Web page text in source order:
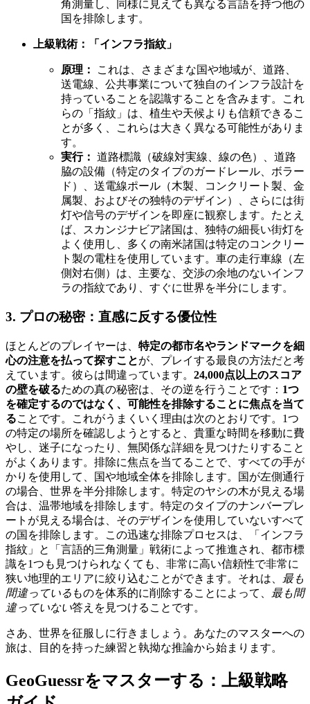
角測量し、同様に見えても異なる言語を持つ他の
国を排除します。
上級戦術：「インフラ指紋」
原理：
これは、さまざまな国や地域が、道路、
送電線、公共事業について独自のインフラ設計を
持っていることを認識することを含みます。これ
らの「指紋」は、植生や天候よりも信頼できるこ
とが多く、これらは大きく異なる可能性がありま
す。
実行： 道路標識（破線対実線、線の色）、道路
脇の設備（特定のタイプのガードレール、ボラー
ド）、送電線ポール（木製、コンクリート製、金
属製、およびその独特のデザイン）、さらには街
灯や信号のデザインを即座に観察します。たとえ
ば、スカンジナビア諸国は、独特の細長い街灯を
よく使用し、多くの南米諸国は特定のコンクリー
ト製の電柱を使用しています。車の走行車線（左
側対右側）は、主要な、交渉の余地のないインフ
ラの指紋であり、すぐに世界を半分にします。
3. プロの秘密：直感に反する優位性
ほとんどのプレイヤーは、 特定の都市名やランドマークを細
心の注意を払って探すことが、プレイする最良の方法だと考
えています。彼らは間違っています。 24,000点以上のスコア
の壁を破るための真の秘密は、その逆を行うことです： 1つ
を確定するのではなく、可能性を排除することに焦点を当て
ることです。これがうまくいく理由は次のとおりです。1つ
の特定の場所を確認しようとすると、貴重な時間を移動に費
やし、迷子になったり、無関係な詳細を見つけたりすること
がよくあります。排除に焦点を当てることで、すべての手が
かりを使用して、国や地域全体を排除します。国が左側通行
の場合、世界を半分排除します。特定のヤシの木が見える場
合は、温帯地域を排除します。特定のタイプのナンバープレ
ートが見える場合は、そのデザインを使用していないすべて
の国を排除します。この迅速な排除プロセスは、「インフラ
指紋」と「言語的三角測量」戦術によって推進され、都市標
識を1つも見つけられなくても、非常に高い信頼性で非常に
狭い地理的エリアに絞り込むことができます。それは、
最も
間違っている ものを体系的に削除することによって、
最も間
違っていない答えを見つけることです。
さあ、世界を征服しに行きましょう。あなたのマスターへの
旅は、目的を持った練習と執拗な推論から始まります。
GeoGuessrをマスターする：上級戦略